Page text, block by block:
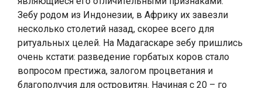
Зебу родом из Индонезии, в Африку их завезли
несколько столетий назад, скорее всего для
ритуальных целей. На Мадагаскаре зебу пришлись
очень кстати: разведение горбатых коров стало
вопросом престижа, залогом процветания и
благополучия для островитян. Начиная с 20 – го